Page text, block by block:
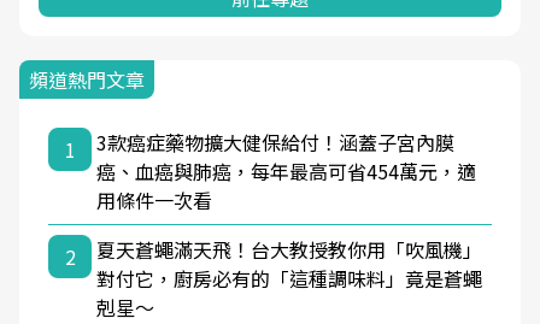
頻道熱門文章
1
3款癌症藥物擴大健保給付！涵蓋子宮內膜
癌、血癌與肺癌，每年最高可省454萬元，適
用條件一次看
2
夏天蒼蠅滿天飛！台大教授教你用「吹風機」
對付它，廚房必有的「這種調味料」竟是蒼蠅
剋星～